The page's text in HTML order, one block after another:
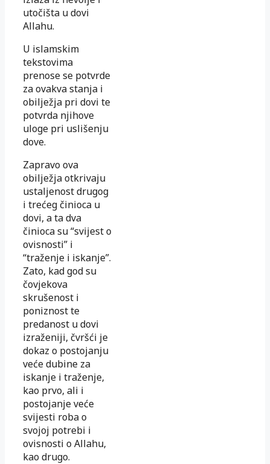
utočišta u dovi
Allahu.
U islamskim
tekstovima
prenose se potvrde
za ovakva stanja i
obilježja pri dovi te
potvrda njihove
uloge pri uslišenju
dove.
Zapravo ova
obilježja otkrivaju
ustaljenost drugog
i trećeg činioca u
dovi, a ta dva
činioca su “svijest o
ovisnosti” i
“traženje i iskanje”.
Zato, kad god su
čovjekova
skrušenost i
poniznost te
predanost u dovi
izraženiji, čvršći je
dokaz o postojanju
veće dubine za
iskanje i traženje,
kao prvo, ali i
postojanje veće
svijesti roba o
svojoj potrebi i
ovisnosti o Allahu,
kao drugo.